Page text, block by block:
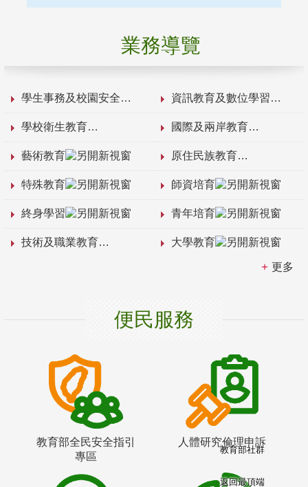
業務導覽
學生事務及校園安全 資訊教育及數位學習
學校衛生教育 國際及兩岸教育
藝術教育 原住民族教育
特殊教育 師資培育
終身學習 青年培育
技術及職業教育 大學教育
更多
便民服務
教育部全民安全指引
專區
人體研究倫理申訴
教育部社群
返回最頂端